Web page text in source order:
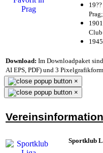
Prag;
Club
Download: Im Downloadpaket
AI EPS, PDF) und 3
×
×
Sportklub